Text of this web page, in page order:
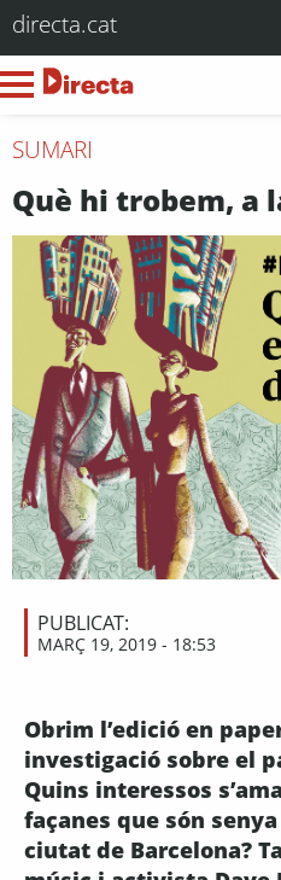
directa.cat
SUMARI
Què hi trobem, a
PUBLICAT:
MARÇ 19, 2019 - 18:53
Obrim l’edició en
investigació sobre el
Quins interessos
façanes que són
ciutat de Barcelona?